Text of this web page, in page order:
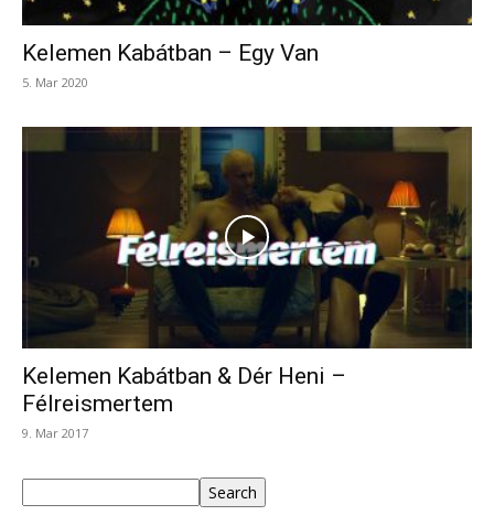
Kelemen Kabátban – Egy Van
5. Mar 2020
Kelemen Kabátban & Dér Heni –
Félreismertem
9. Mar 2017
Search